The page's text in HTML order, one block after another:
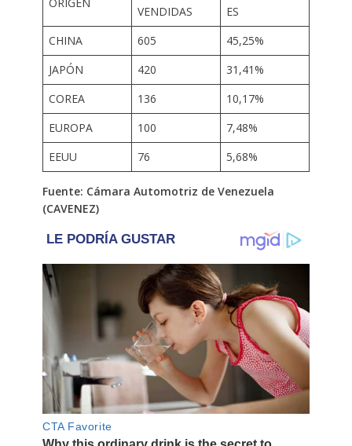
VENDIDAS
ES
CHINA
605
45,25%
JAPÓN
420
31,41%
COREA
136
10,17%
EUROPA
100
7,48%
EEUU
76 5,68%
Fuente: Cámara Automotriz de Venezuela
(CAVENEZ)